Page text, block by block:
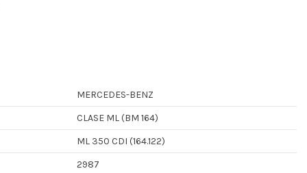
MERCEDES-BENZ
CLASE ML (BM 164)
ML 350 CDI (164.122)
2987